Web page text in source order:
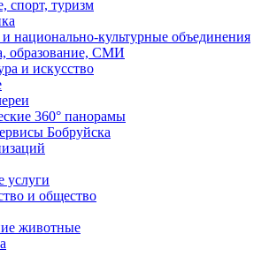
спорт, туризм
и национально-культурные объединения
образование, СМИ
и искусство
360° панорамы
Бобруйска
услуги
и общество
животные